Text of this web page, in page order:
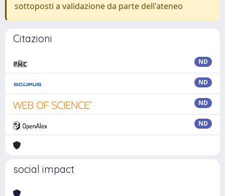
sottoposti a validazione da parte dell'ateneo
Citazioni
ND
ND
ND
ND
social impact